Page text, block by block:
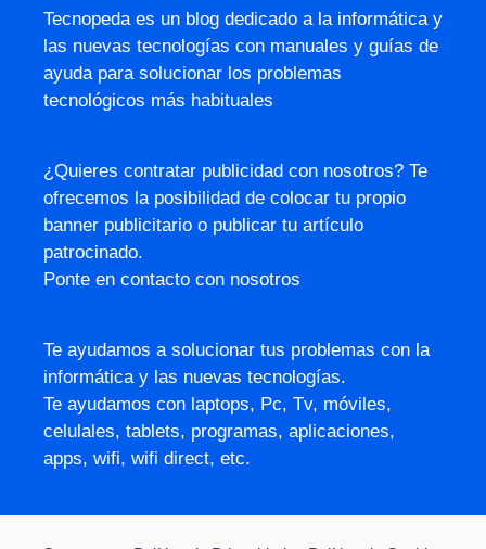
Tecnopeda es un blog dedicado a la informática y
las nuevas tecnologías con manuales y guías de
ayuda para solucionar los problemas
tecnológicos más habituales
¿Quieres contratar publicidad con nosotros? Te
ofrecemos la posibilidad de colocar tu propio
banner publicitario o publicar tu artículo
patrocinado.
Ponte en contacto con nosotros
Te ayudamos a solucionar tus problemas con la
informática y las nuevas tecnologías.
Te ayudamos con laptops, Pc, Tv, móviles,
celulales, tablets, programas, aplicaciones,
apps, wifi, wifi direct, etc.